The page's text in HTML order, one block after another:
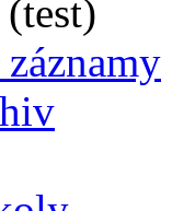
(test)